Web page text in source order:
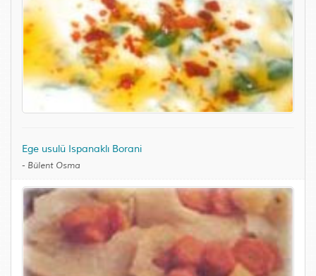
Ege usulü Ispanaklı Borani
- Bülent Osma